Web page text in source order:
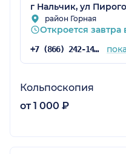
г Нальчик, ул
район Горная
Откроется завтра
+7 (866) 242-14-35
Кольпоскопия
от 1 000 ₽